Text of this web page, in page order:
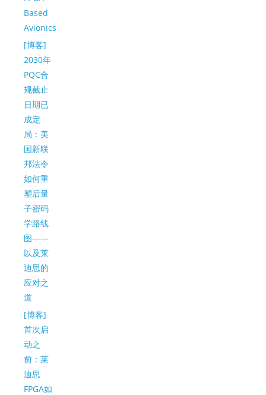
Based
Avionics
[博客]
2030年
PQC合
规截止
日期已
成定
局：美
国新联
邦法令
如何重
塑后量
子密码
学路线
图——
以及莱
迪思的
应对之
道
[博客]
首次启
动之
前：莱
迪思
FPGA如